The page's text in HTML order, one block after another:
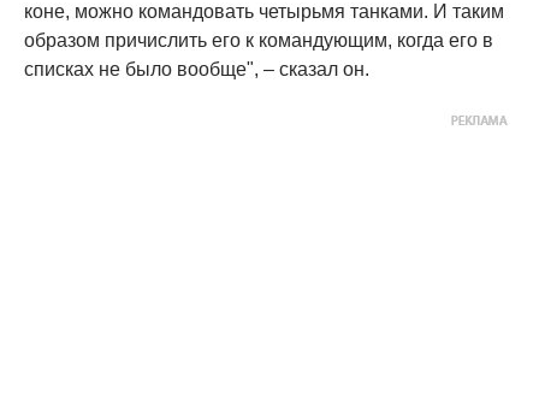
коне, можно командовать четырьмя танками. И таким
образом причислить его к командующим, когда его в
списках не было вообще", – сказал он.